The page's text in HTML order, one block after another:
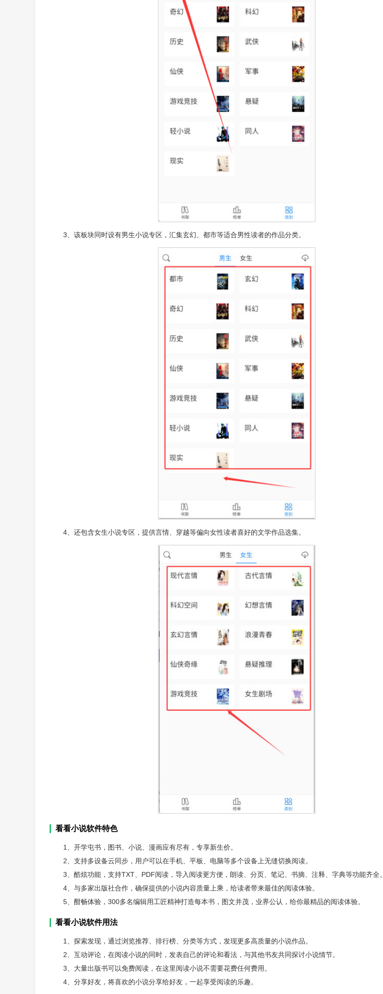
3、该板块同时设有男生小说专区，汇集玄幻、都市等适合男性读者的作品分类。
4、还包含女生小说专区，提供言情、穿越等偏向女性读者喜好的文学作品选集。
看看小说软件特色
1、开学屯书，图书、小说、漫画应有尽有，专享新生价。
2、支持多设备云同步，用户可以在手机、平板、电脑等多个设备上无缝切换阅读。
3、酷炫功能，支持TXT、PDF阅读，导入阅读更方便，朗读、分页、笔记、书摘、注释、字典等功能齐全。
4、与多家出版社合作，确保提供的小说内容质量上乘，给读者带来最佳的阅读体验。
5、酣畅体验，300多名编辑用工匠精神打造每本书，图文并茂，业界公认，给你最精品的阅读体验。
看看小说软件用法
1、探索发现，通过浏览推荐、排行榜、分类等方式，发现更多高质量的小说作品。
2、互动评论，在阅读小说的同时，发表自己的评论和看法，与其他书友共同探讨小说情节。
3、大量出版书可以免费阅读，在这里阅读小说不需要花费任何费用。
4、分享好友，将喜欢的小说分享给好友，一起享受阅读的乐趣。